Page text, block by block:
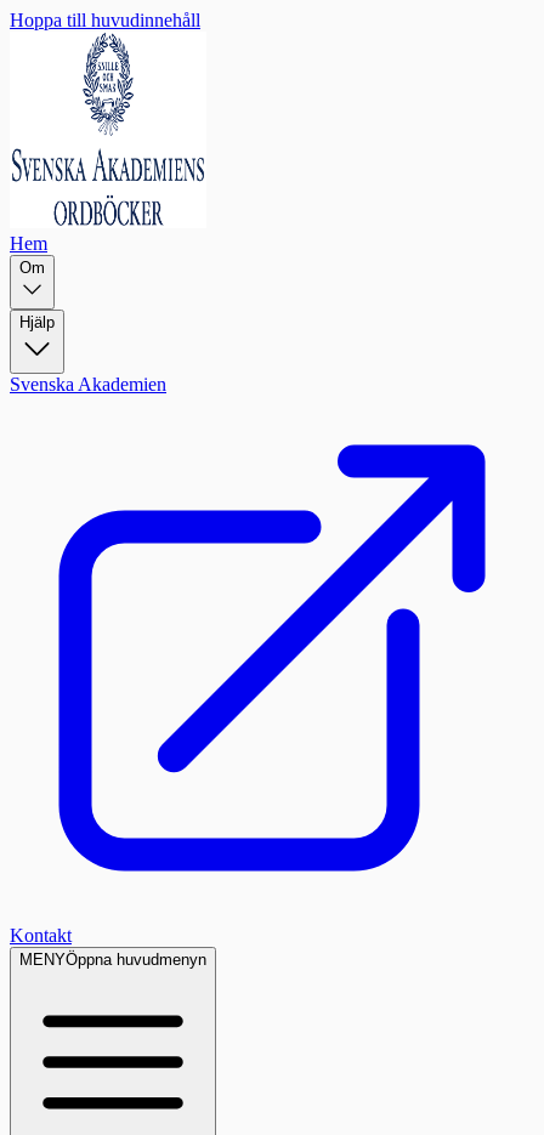
Hoppa till huvudinnehåll
Hem
Om
Hjälp
Svenska Akademien
Kontakt
MENYÖppna huvudmenyn